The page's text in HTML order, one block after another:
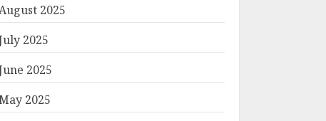
2025
2025
2025
2025